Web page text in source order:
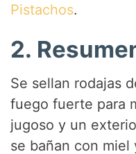
Pistachos.
2.
Se sellan rodajas
fuego fuerte para
jugoso y un
se bañan con